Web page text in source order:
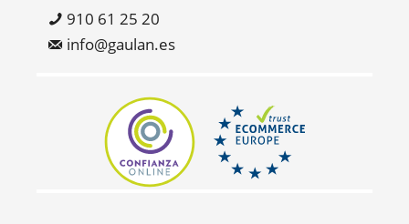
910 61 25 20
info@gaulan.es